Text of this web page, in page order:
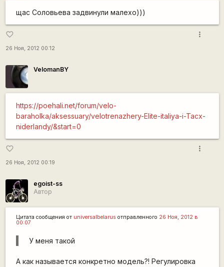
щас Соловьева задвинули малехо)))
favorite_border
26 Ноя, 2012 00:12
more_vert
VelomanBY
https://poehali.net/forum/velo-
baraholka/aksessuary/velotrenazhery-Elite-italiya-i-Tacx-
niderlandy/&start=0
favorite_border
26 Ноя, 2012 00:19
more_vert
egoist-ss
Автор
Цитата сообщения от universalbelarus отправленного 26 Ноя, 2012 в
00:07
У меня такой
А как называется конкретно модель?! Регулировка